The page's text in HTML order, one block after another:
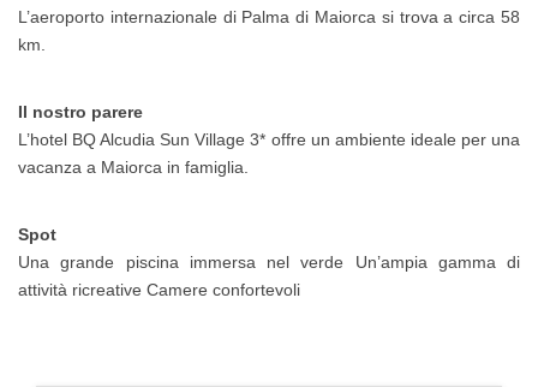
L’aeroporto internazionale di Palma di Maiorca si trova a circa 58
km.
Il nostro parere
L’hotel BQ Alcudia Sun Village 3* offre un ambiente ideale per una
vacanza a Maiorca in famiglia.
Spot
Una grande piscina immersa nel verde Un’ampia gamma di
attività ricreative Camere confortevoli